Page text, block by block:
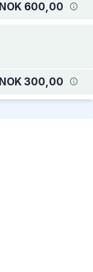
NOK 600,00
NOK 300,00